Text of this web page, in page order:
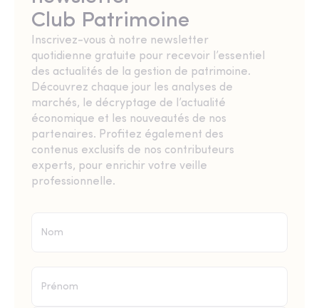
Club Patrimoine
Inscrivez-vous à notre newsletter
quotidienne gratuite pour recevoir l’essentiel
des actualités de la gestion de patrimoine.
Découvrez chaque jour les analyses de
marchés, le décryptage de l’actualité
économique et les nouveautés de nos
partenaires. Profitez également des
contenus exclusifs de nos contributeurs
experts, pour enrichir votre veille
professionnelle.